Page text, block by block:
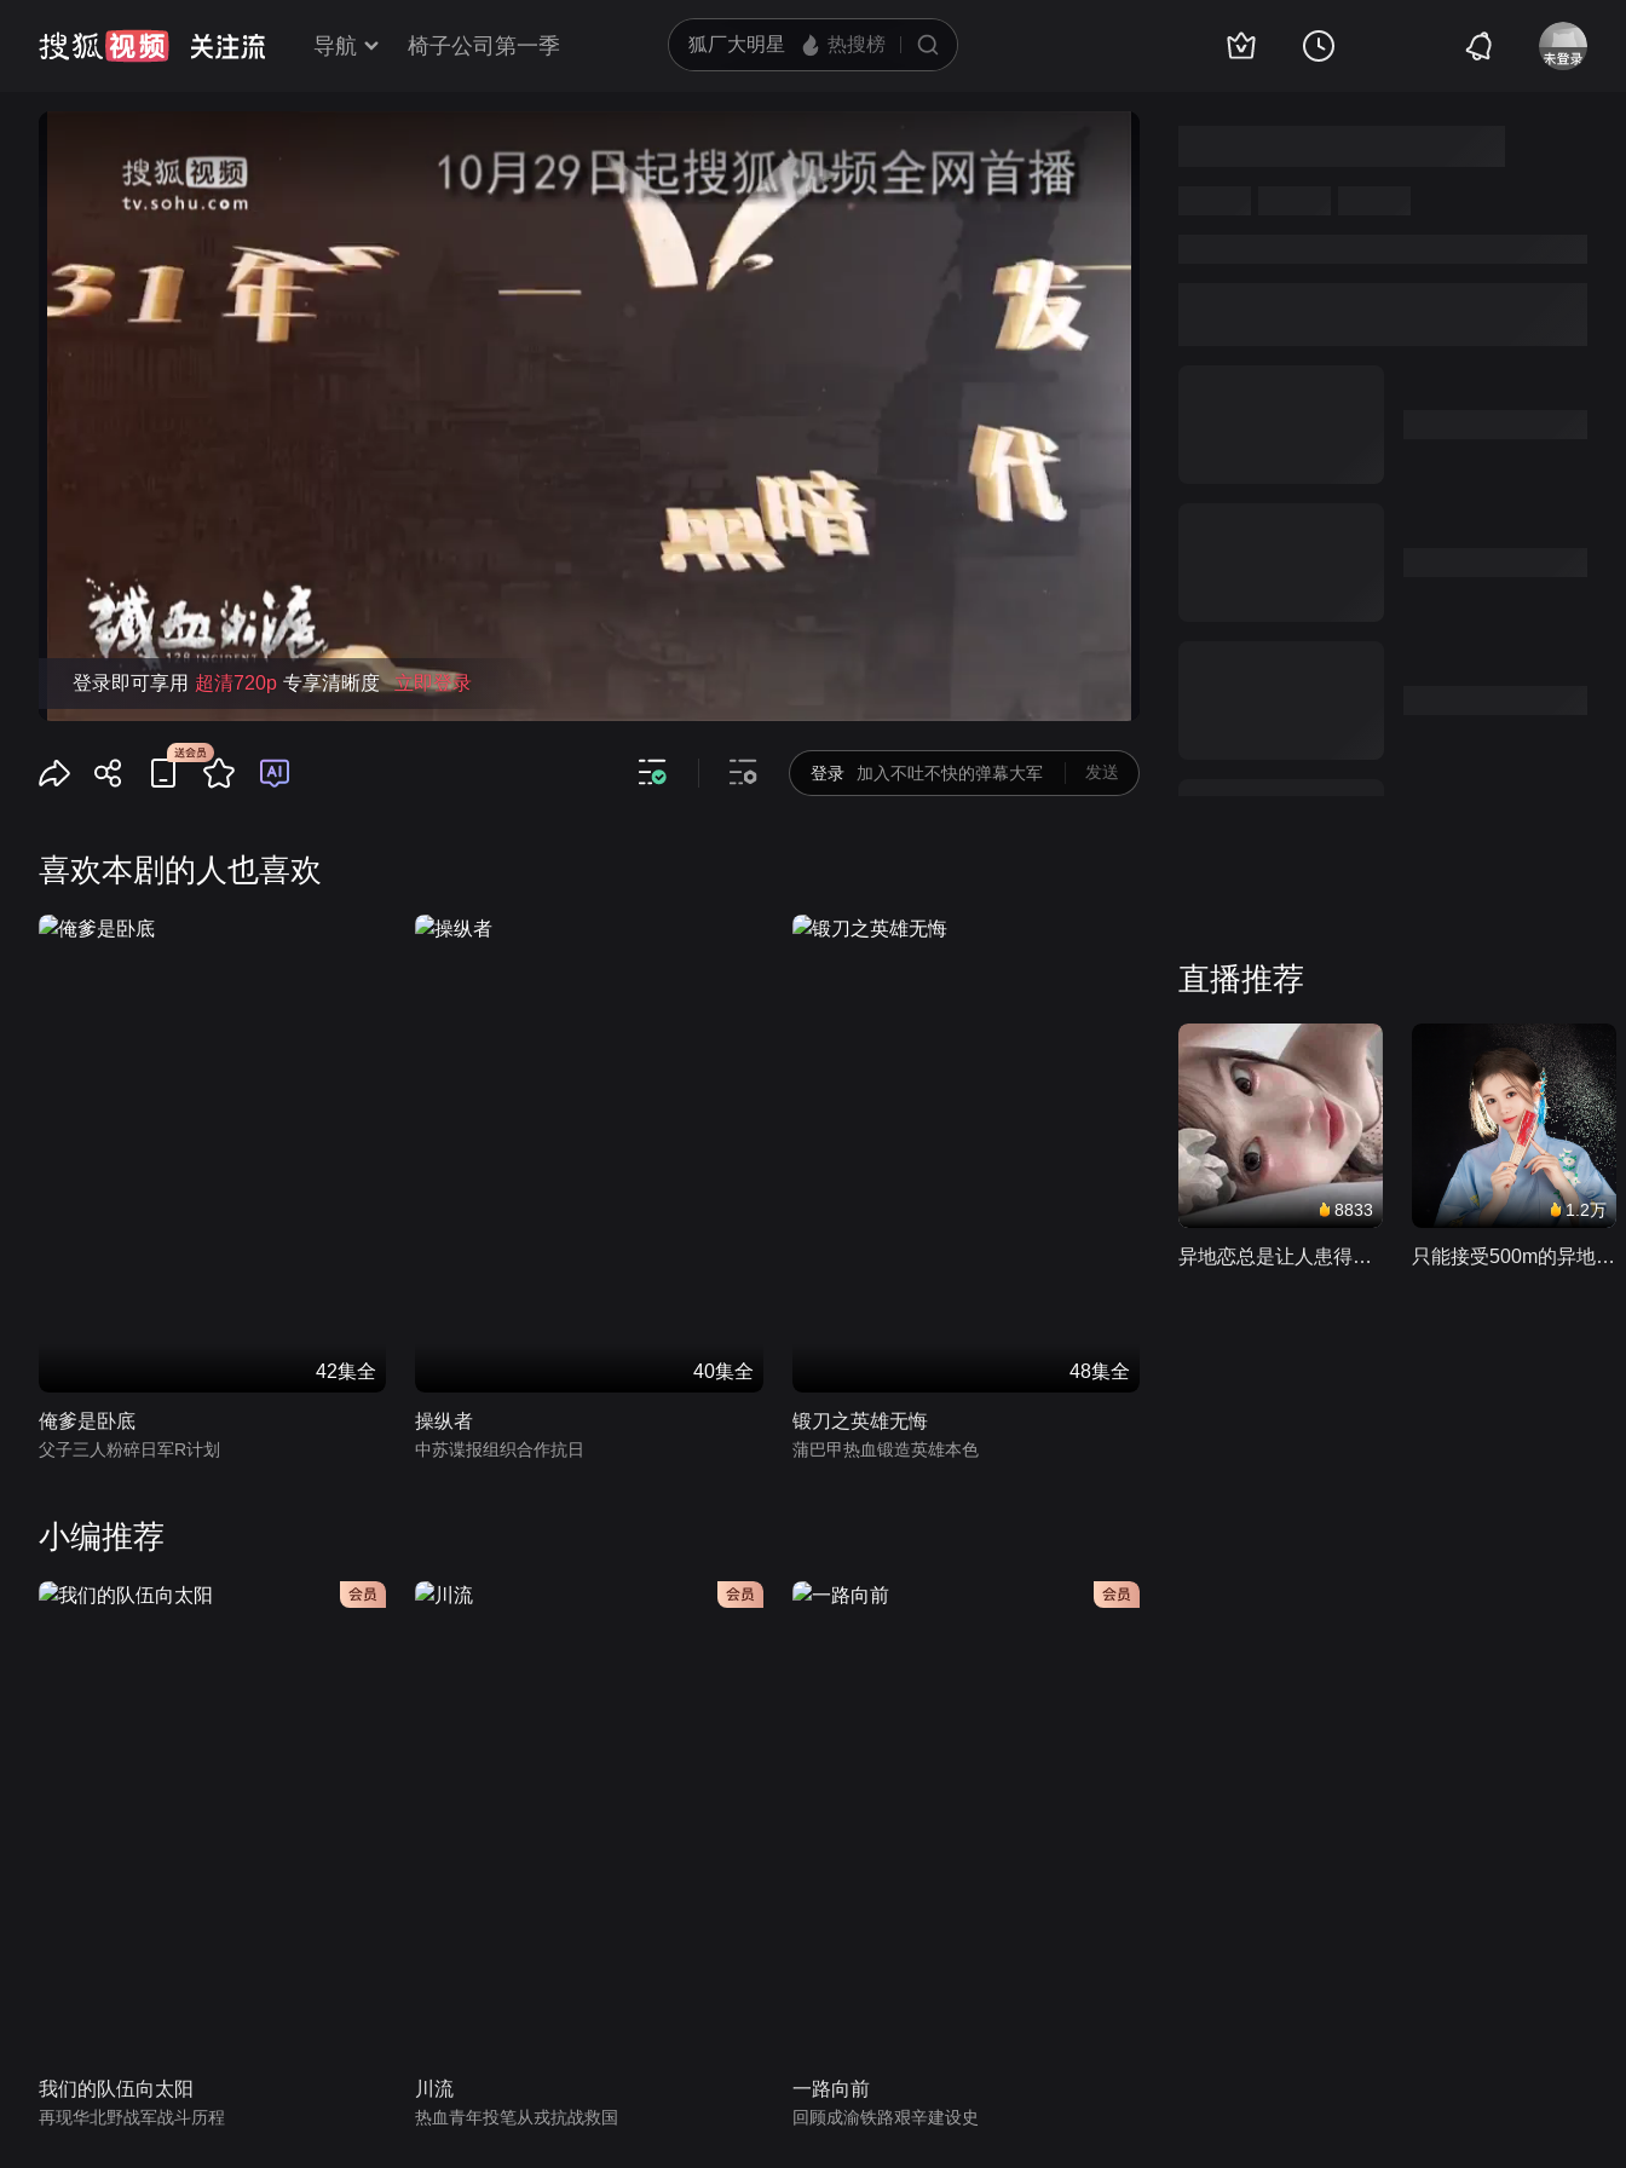
导航 椅子公司第一季
循环播放
标准
饱和度 100
对比度 100
登录 加入不吐不快的弹幕大军 发送
喜欢本剧的人也喜欢
42集全
俺爹是卧底
父子三人粉碎日军R计划
40集全
操纵者
中苏谍报组织合作抗日
48集全
锻刀之英雄无悔
蒲巴甲热血锻造英雄本色
小编推荐
会员
我们的队伍向太阳
再现华北野战军战斗历程
川流
热血青年投笔从戎抗战救国
会员
一路向前
回顾成渝铁路艰辛建设史
直播推荐
8833
异地恋总是让人患得患失。。。
1.2万
只能接受500m的异地恋，电动车没电了......